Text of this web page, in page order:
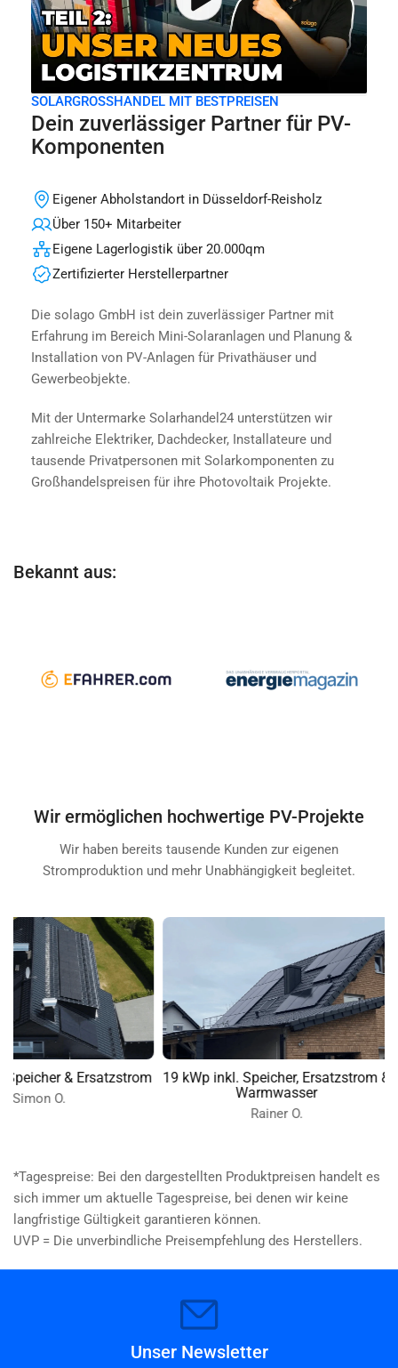
SOLARGROSSHANDEL MIT BESTPREISEN
Dein zuverlässiger Partner für PV-
Komponenten
Eigener Abholstandort in Düsseldorf-Reisholz
Über 150+ Mitarbeiter
Eigene Lagerlogistik über 20.000qm
Zertifizierter Herstellerpartner
Die solago GmbH ist dein zuverlässiger Partner mit
Erfahrung im Bereich Mini-Solaranlagen und Planung &
Installation von PV-Anlagen für Privathäuser und
Gewerbeobjekte.
Mit der Untermarke Solarhandel24 unterstützen wir
zahlreiche Elektriker, Dachdecker, Installateure und
tausende Privatpersonen mit Solarkomponenten zu
Großhandelspreisen für ihre Photovoltaik Projekte.
Video
abspielen
Bekannt aus:
Wir ermöglichen hochwertige PV-Projekte
Wir haben bereits tausende Kunden zur eigenen
Stromproduktion und mehr Unabhängigkeit begleitet.
& Ersatzstrom
O.
19 kWp inkl. Speicher, Ersatzstrom &
Warmwasser
Rainer O.
*Tagespreise: Bei den dargestellten Produktpreisen handelt es
sich immer um aktuelle Tagespreise, bei denen wir keine
langfristige Gültigkeit garantieren können.
UVP = Die unverbindliche Preisempfehlung des Herstellers.
Unser Newsletter